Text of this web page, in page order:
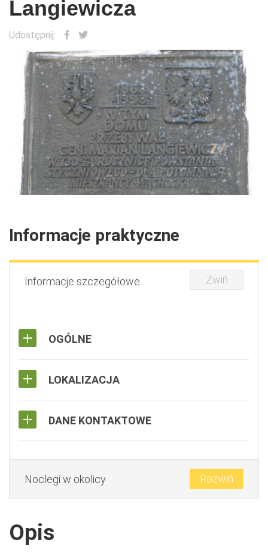
Langiewicza
Udostępnij:
Informacje praktyczne
Informacje szczegółowe Zwiń
OGÓLNE
LOKALIZACJA
DANE KONTAKTOWE
Noclegi w okolicy Rozwiń
Opis